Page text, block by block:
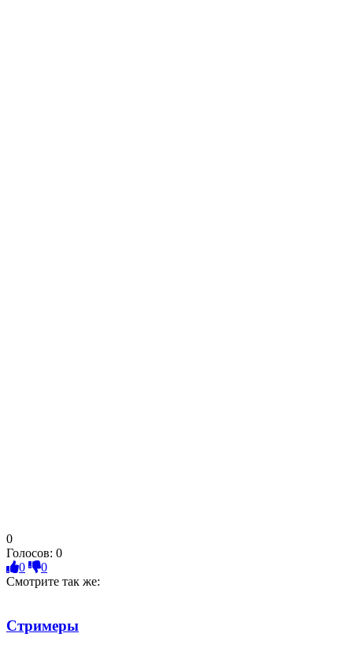
0
Голосов: 0
0
0
Смотрите так же:
Стримеры